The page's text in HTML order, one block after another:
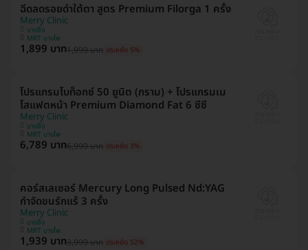
ฉีดลดรอยดำใต้ตา สูตร Premium Filorga 1 ครั้ง
Merry Clinic
บางซื่อ
MRT บางโพ
1,899 บาท1,999 บาท ประหยัด 5%
โปรแกรมโบท็อกซ์ 50 ยูนิต (กราม) + โปรแกรมเม
โสแฟตหน้า Premium Diamond Fat 6 ซีซี
Merry Clinic
บางซื่อ
MRT บางโพ
6,789 บาท6,999 บาท ประหยัด 3%
คอร์สเลเซอร์ Mercury Long Pulsed Nd:YAG
กำจัดขนรักแร้ 3 ครั้ง
Merry Clinic
บางซื่อ
MRT บางโพ
1,939 บาท3,999 บาท ประหยัด 52%